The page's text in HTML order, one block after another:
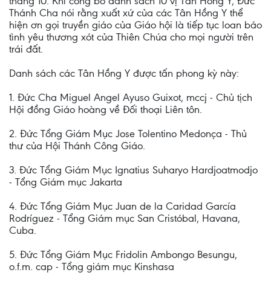
Thánh Cha nói rằng xuất xứ của các Tân Hồng Y thể
hiện ơn gọi truyền giáo của Giáo hội là tiếp tục loan báo
tình yêu thương xót của Thiên Chúa cho mọi người trên
trái đất.
Danh sách các Tân Hồng Y được tấn phong kỳ này:
1. Đức Cha Miguel Angel Ayuso Guixot, mccj - Chủ tịch
Hội đồng Giáo hoàng về Đối thoại Liên tôn.
2. Đức Tổng Giám Mục Jose Tolentino Medonça - Thủ
thư của Hội Thánh Công Giáo.
3. Đức Tổng Giám Mục Ignatius Suharyo Hardjoatmodjo
- Tổng Giám mục Jakarta
4. Đức Tổng Giám Mục Juan de la Caridad García
Rodríguez - Tổng Giám mục San Cristóbal, Havana,
Cuba.
5. Đức Tổng Giám Mục Fridolin Ambongo Besungu,
o.f.m. cap - Tổng giám mục Kinshasa